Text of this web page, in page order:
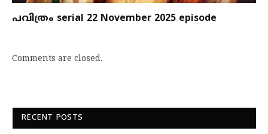
പവിത്രം serial 22 November 2025 episode
Comments are closed.
RECENT POSTS